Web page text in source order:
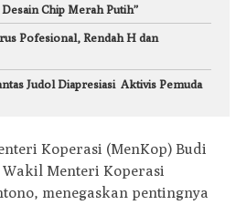
Chip Merah Putih”
Pofesional, Rendah H dan
Judol Diapresiasi Aktivis Pemuda
Koperasi (MenKop) Budi
Menteri Koperasi
menegaskan pentingnya